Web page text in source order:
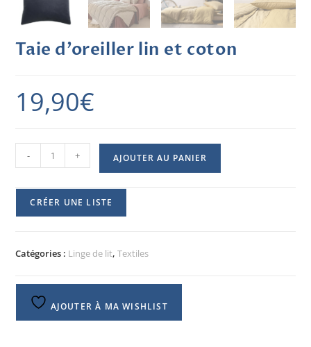
Taie d’oreiller lin et coton
19,90€
- + AJOUTER AU PANIER
CRÉER UNE LISTE
Catégories : Linge de lit,Textiles
AJOUTER À MA WISHLIST